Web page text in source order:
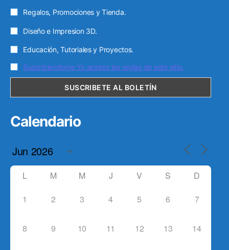
Regalos, Promociones y Tienda.
Diseño e Impresion 3D.
Educación, Tutoriales y Proyectos.
Suscribiendome Yo acepto las reglas de este sitio.
Calendario
L M M J V S D
1 2 3 4 5 6 7
8 9 10 11 12 13 14